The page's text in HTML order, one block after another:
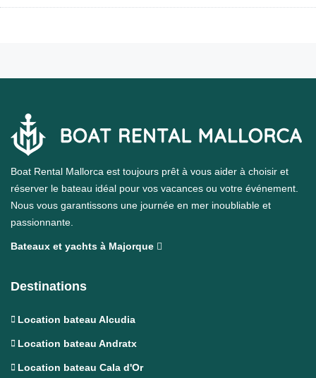
Boat Rental Mallorca est toujours prêt à vous aider à choisir et
réserver le bateau idéal pour vos vacances ou votre événement.
Nous vous garantissons une journée en mer inoubliable et
passionnante.
Bateaux et yachts à Majorque
Destinations
Location bateau Alcudia
Location bateau Andratx
Location bateau Cala d'Or